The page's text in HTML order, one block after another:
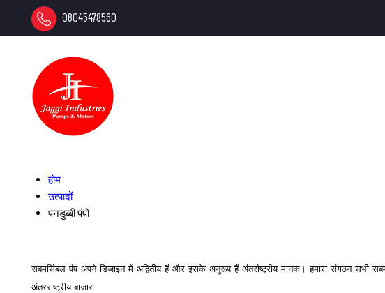
08045478560
होम
उत्पादों
पनडुब्बी पंपों
सबमर्सिबल पंप अपने डिजाइन में अद्वितीय हैं और इसके अनुरूप हैं अंतर्राष्ट्रीय मानक। हमारा संगठन सभी
अंतरराष्ट्रीय बाजार.